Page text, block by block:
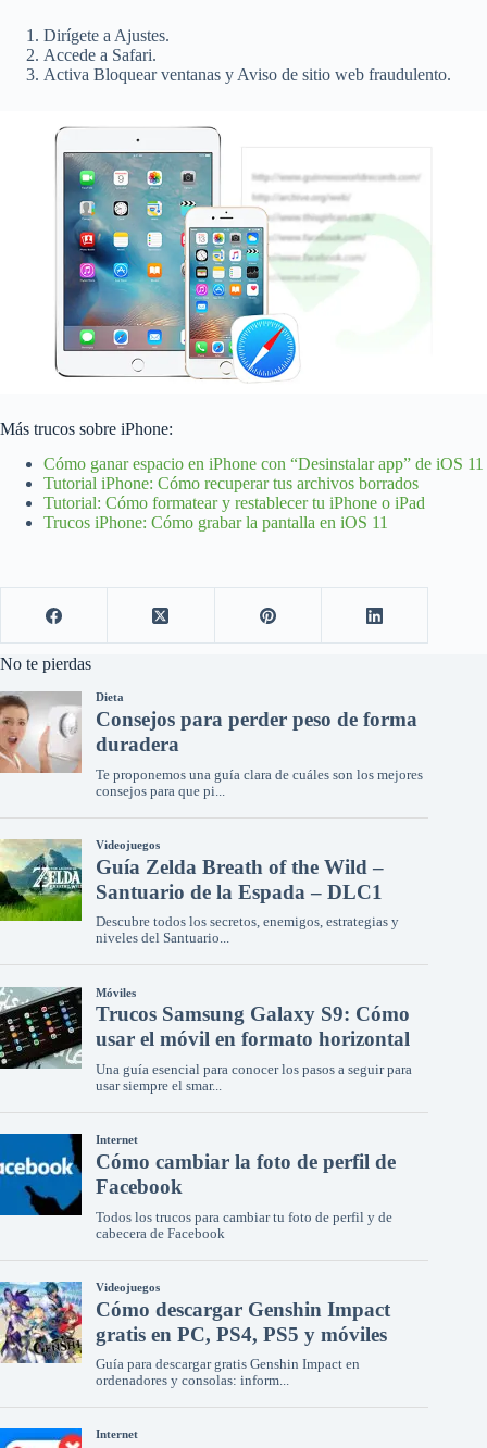
Dirígete a Ajustes.
Accede a Safari.
Activa Bloquear ventanas y Aviso de sitio web fraudulento.
Más trucos sobre iPhone:
Cómo ganar espacio en iPhone con “Desinstalar app” de iOS 11
Tutorial iPhone: Cómo recuperar tus archivos borrados
Tutorial: Cómo formatear y restablecer tu iPhone o iPad
Trucos iPhone: Cómo grabar la pantalla en iOS 11
No te pierdas